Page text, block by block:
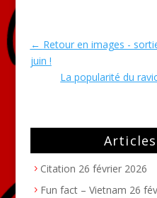
← Retour en images -
juin !
La popularité du
Citation 26 février 2026
Fun fact – Vietnam 26